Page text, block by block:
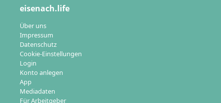
eisenach.life
Über uns
Impressum
Datenschutz
Cookie-Einstellungen
Login
Konto anlegen
App
Mediadaten
Für Arbeitgeber